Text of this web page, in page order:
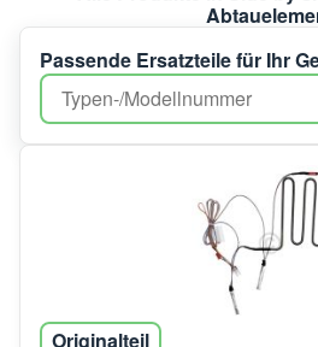
Passende Ersatzteile für Ihr
Originalteil